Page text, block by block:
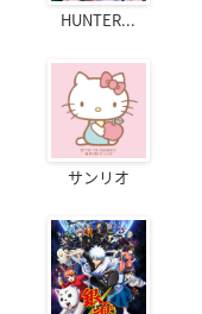
HUNTER...
サンリオ